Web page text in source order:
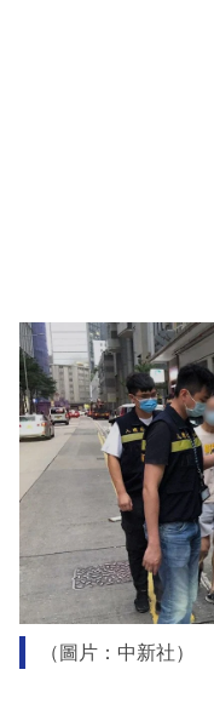
（圖片：中新社）